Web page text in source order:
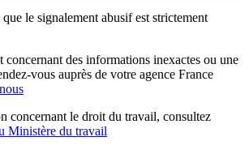
le signalement abusif est strictement
concernant des informations inexactes ou une
vous auprès de votre agence France
concernant le droit du travail, consultez
Ministère du travail